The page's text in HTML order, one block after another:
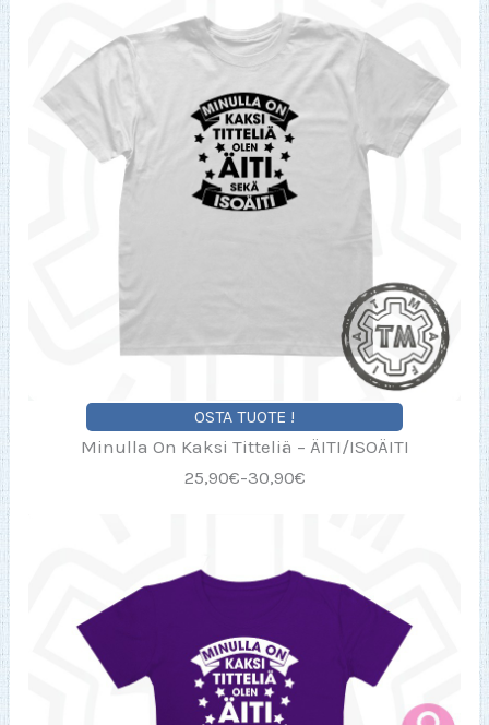
OSTA TUOTE !
Minulla On Kaksi Titteliä – ÄITI/ISOÄITI
25,90€-30,90€